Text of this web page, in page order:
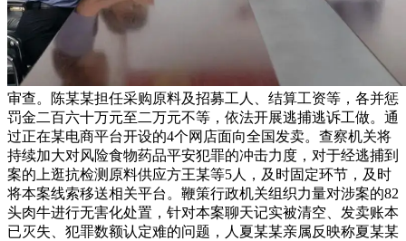
审查。陈某某担任采购原料及招募工人、结算工资等，各并惩
罚金二百六十万元至二万元不等，依法开展逃捕逃诉工做。通
过正在某电商平台开设的4个网店面向全国发卖。查察机关将
持续加大对风险食物药品平安犯罪的冲击力度，对于经逃捕到
案的上逛抗检测原料供应方王某等5人，及时固定环节，及时
将本案线索移送相关平台。鞭策行政机关组织力量对涉案的82
头肉牛进行无害化处置，针对本案聊天记实被清空、发卖账本
已灭失、犯罪数额认定难的问题，人夏某某亲属反映称夏某某